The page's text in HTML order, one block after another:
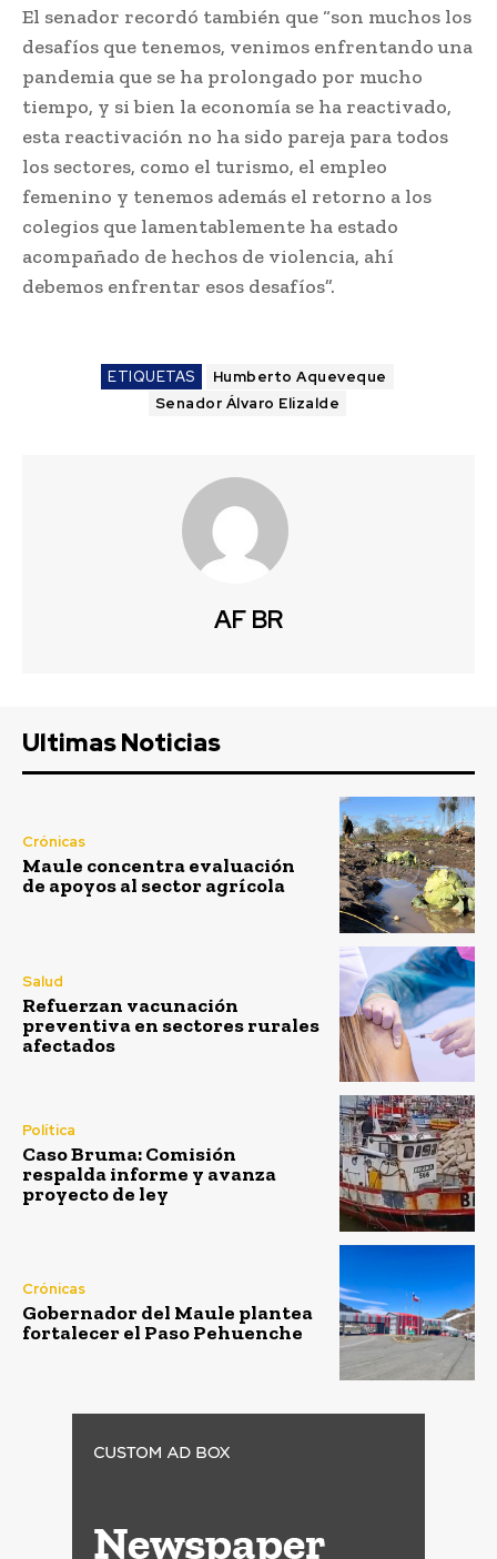
El senador recordó también que “son muchos los
desafíos que tenemos, venimos enfrentando una
pandemia que se ha prolongado por mucho
tiempo, y si bien la economía se ha reactivado,
esta reactivación no ha sido pareja para todos
los sectores, como el turismo, el empleo
femenino y tenemos además el retorno a los
colegios que lamentablemente ha estado
acompañado de hechos de violencia, ahí
debemos enfrentar esos desafíos”.
ETIQUETAS
Humberto Aqueveque
Senador Álvaro Elizalde
AF BR
Ultimas Noticias
Crónicas
Maule concentra evaluación
de apoyos al sector agrícola
Salud
Refuerzan vacunación
preventiva en sectores rurales
afectados
Política
Caso Bruma: Comisión
respalda informe y avanza
proyecto de ley
Crónicas
Gobernador del Maule plantea
fortalecer el Paso Pehuenche